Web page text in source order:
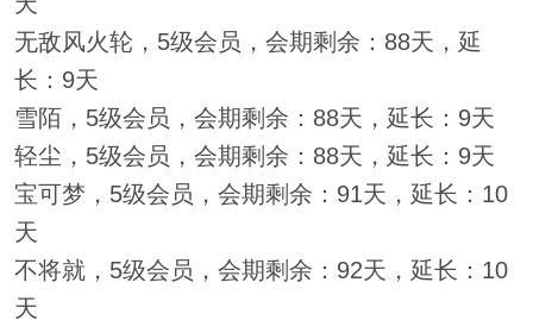
无敌风火轮，5级会员，会期剩余：88天，延
长：9天
雪陌，5级会员，会期剩余：88天，延长：9天
轻尘，5级会员，会期剩余：88天，延长：9天
宝可梦，5级会员，会期剩余：91天，延长：10
天
不将就，5级会员，会期剩余：92天，延长：10
天